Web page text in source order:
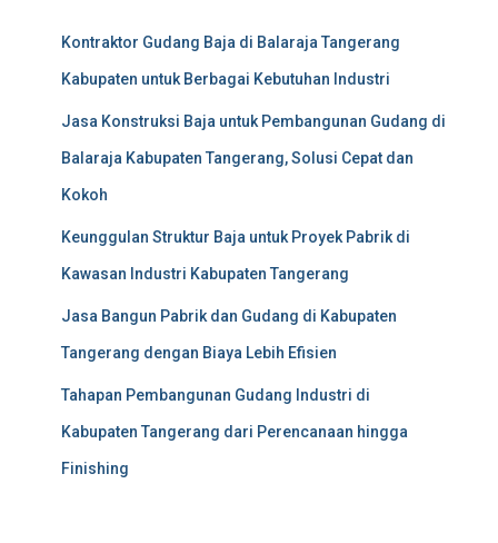
Kontraktor Gudang Baja di Balaraja Tangerang
Kabupaten untuk Berbagai Kebutuhan Industri
Jasa Konstruksi Baja untuk Pembangunan Gudang di
Balaraja Kabupaten Tangerang, Solusi Cepat dan
Kokoh
Keunggulan Struktur Baja untuk Proyek Pabrik di
Kawasan Industri Kabupaten Tangerang
Jasa Bangun Pabrik dan Gudang di Kabupaten
Tangerang dengan Biaya Lebih Efisien
Tahapan Pembangunan Gudang Industri di
Kabupaten Tangerang dari Perencanaan hingga
Finishing